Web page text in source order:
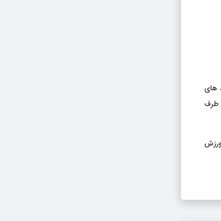
های
طرف